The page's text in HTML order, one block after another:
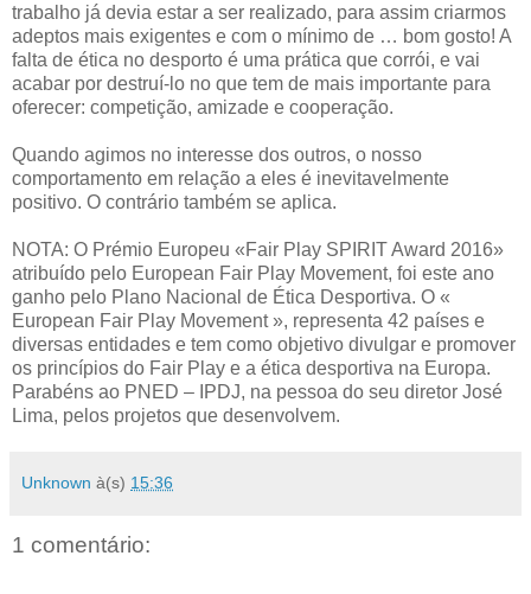
trabalho já devia estar a ser realizado, para assim criarmos
adeptos mais exigentes e com o mínimo de … bom gosto! A
falta de ética no desporto é uma prática que corrói, e vai
acabar por destruí-lo no que tem de mais importante para
oferecer: competição, amizade e cooperação.
Quando agimos no interesse dos outros, o nosso
comportamento em relação a eles é inevitavelmente
positivo. O contrário também se aplica.
NOTA: O Prémio Europeu «Fair Play SPIRIT Award 2016»
atribuído pelo European Fair Play Movement, foi este ano
ganho pelo Plano Nacional de Ética Desportiva. O «
European Fair Play Movement », representa 42 países e
diversas entidades e tem como objetivo divulgar e promover
os princípios do Fair Play e a ética desportiva na Europa.
Parabéns ao PNED – IPDJ, na pessoa do seu diretor José
Lima, pelos projetos que desenvolvem.
Unknown à(s) 15:36
1 comentário: